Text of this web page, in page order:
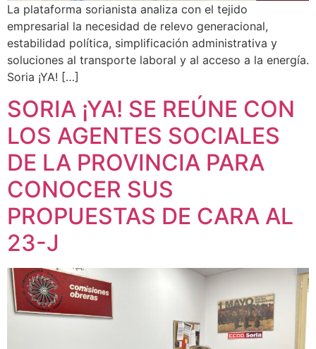
La plataforma sorianista analiza con el tejido
empresarial la necesidad de relevo generacional,
estabilidad política, simplificación administrativa y
soluciones al transporte laboral y al acceso a la energía.
Soria ¡YA! […]
SORIA ¡YA! SE REÚNE CON
LOS AGENTES SOCIALES
DE LA PROVINCIA PARA
CONOCER SUS
PROPUESTAS DE CARA AL
23-J